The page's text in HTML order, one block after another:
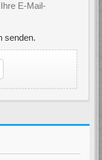
E-Mail-
senden.